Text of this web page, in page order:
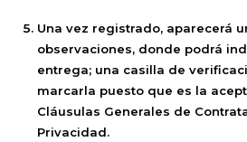
Una vez registrado, aparecerá
observaciones, donde podrá
entrega; una casilla de
marcarla puesto que es la
Cláusulas Generales de
Privacidad.